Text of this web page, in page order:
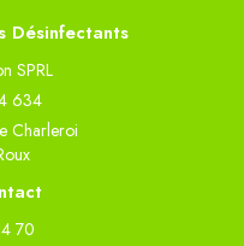
Désinfectants
SPRL
634
Charleroi
70